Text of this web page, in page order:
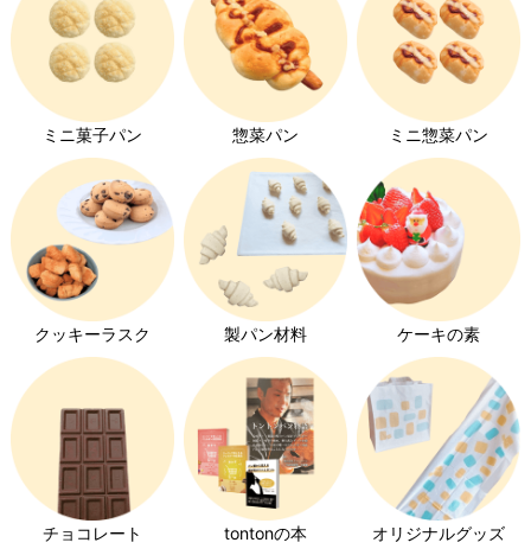
コッペパン特集
クロワッサン特集
キユーピーエッグケア特集
みんなの食卓ロースハム特集
ホイップクリーム特集
チョコレート特集
発芽玄米パン特集
ミニ菓子パン 惣菜パン ミニ惣菜パン
クッキーラスク 製パン材料 ケーキの素
チョコレート tontonの本 オリジナルグッズ